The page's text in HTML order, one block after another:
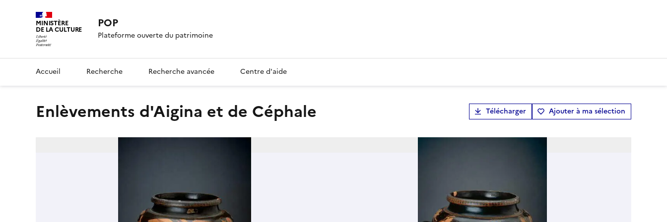
MINISTÈRE
DE LA CULTURE POP
Plateforme ouverte du patrimoine
Accueil Recherche Recherche avancée Centre d'aide
Enlèvements d'Aigina et de Céphale Télécharger Ajouter à ma sélection